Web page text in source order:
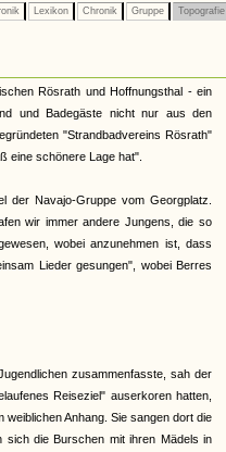
Lexikon Chronik Gruppe Topografie
Rösrath und Hoffnungsthal - ein
und Badegäste nicht nur aus den
"Strandbadvereins Rösrath"
eine schönere Lage hat".
Navajo-Gruppe vom Georgplatz.
wir immer andere Jungens, die so
wobei anzunehmen ist, dass
Lieder gesungen", wobei Berres
zusammenfasste, sah der
Reiseziel" auserkoren hatten,
Anhang. Sie sangen dort die
sich die Burschen mit ihren Mädels in